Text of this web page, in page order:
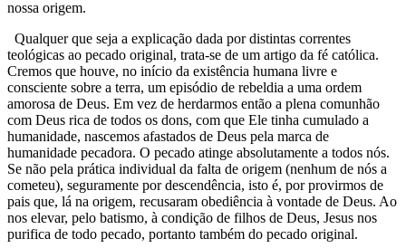
nossa origem.
Qualquer que seja a explicação dada por distintas correntes
teológicas ao pecado original, trata-se de um artigo da fé católica.
Cremos que houve, no início da existência humana livre e
consciente sobre a terra, um episódio de rebeldia a uma ordem
amorosa de Deus. Em vez de herdarmos então a plena comunhão
com Deus rica de todos os dons, com que Ele tinha cumulado a
humanidade, nascemos afastados de Deus pela marca de
humanidade pecadora. O pecado atinge absolutamente a todos nós.
Se não pela prática individual da falta de origem (nenhum de nós a
cometeu), seguramente por descendência, isto é, por provirmos de
pais que, lá na origem, recusaram obediência à vontade de Deus. Ao
nos elevar, pelo batismo, à condição de filhos de Deus, Jesus nos
purifica de todo pecado, portanto também do pecado original.